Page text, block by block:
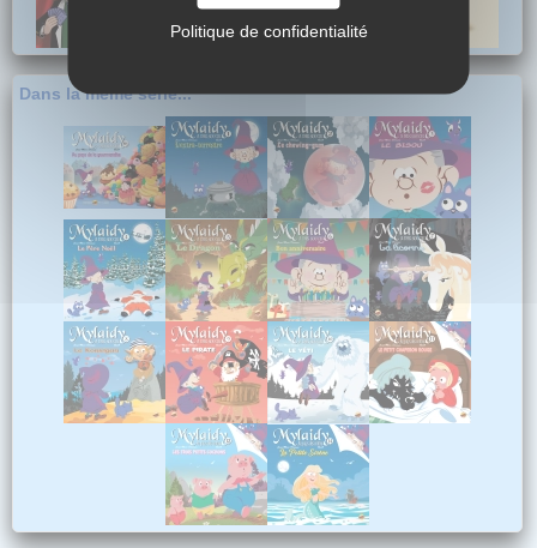
Dans la même série...
Politique de confidentialité